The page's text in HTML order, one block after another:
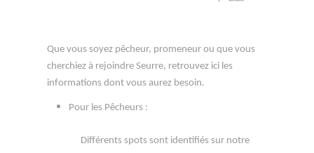
Que vous soyez pêcheur, promeneur ou que vous
cherchiez à rejoindre Seurre, retrouvez ici les
informations dont vous aurez besoin.
Pour les Pêcheurs :
Différents spots sont identifiés sur notre